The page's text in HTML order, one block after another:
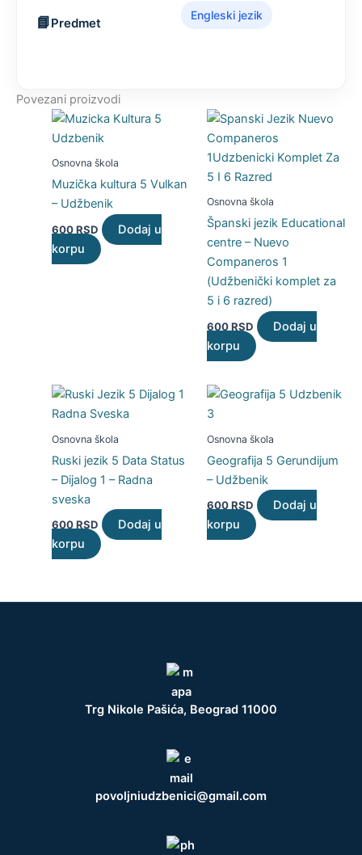
Predmet
Engleski jezik
Povezani proizvodi
Osnovna škola
Muzička kultura 5 Vulkan
– Udžbenik
600RSD
Dodaj u
korpu
Osnovna škola
Španski jezik Educational
centre – Nuevo
Companeros 1
(Udžbenički komplet za
5 i 6 razred)
600RSD
Dodaj u
korpu
Osnovna škola
Ruski jezik 5 Data Status
– Dijalog 1 – Radna
sveska
600RSD
Dodaj u
korpu
Osnovna škola
Geografija 5 Gerundijum
– Udžbenik
600RSD
Dodaj u
korpu
Trg Nikole Pašića, Beograd 11000
povoljniudzbenici@gmail.com